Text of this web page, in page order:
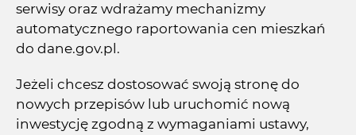
serwisy oraz wdrażamy mechanizmy
automatycznego raportowania cen mieszkań
do dane.gov.pl.
Jeżeli chcesz dostosować swoją stronę do
nowych przepisów lub uruchomić nową
inwestycję zgodną z wymaganiami ustawy,